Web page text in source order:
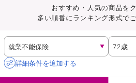
イオンカード会員さ
キャンペーン一覧
おすすめ・人気の商品を
多い順番にランキング形式で
詳細条件を追加する